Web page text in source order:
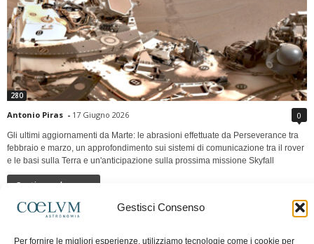
Gestisci Consenso
Per fornire le migliori esperienze, utilizziamo tecnologie come i cookie per
280
Antonio Piras - 17 Giugno 2026 0
Gli ultimi aggiornamenti da Marte: le abrasioni effettuate da Perseverance tra
febbraio e marzo, un approfondimento sui sistemi di comunicazione tra il rover
e le basi sulla Terra e un'anticipazione sulla prossima missione Skyfall
Continua a leggere